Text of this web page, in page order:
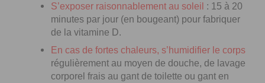
S’exposer raisonnablement au soleil : 15 à 20
minutes par jour (en bougeant) pour fabriquer
de la vitamine D.
En cas de fortes chaleurs, s’humidifier le corps
régulièrement au moyen de douche, de lavage
corporel frais au gant de toilette ou gant en